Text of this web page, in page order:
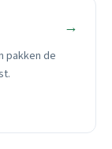
→
pakken de